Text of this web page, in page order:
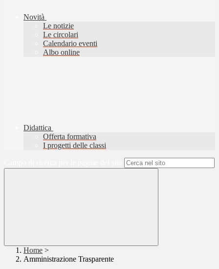
Novità
Le notizie
Le circolari
Calendario eventi
Albo online
Didattica
Offerta formativa
I progetti delle classi
Home >
Amministrazione Trasparente